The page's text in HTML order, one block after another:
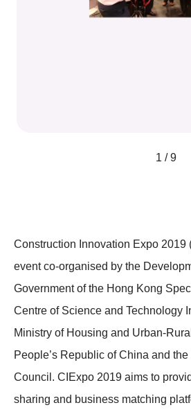
1 / 9
Construction Innovation Expo 2019
event co-organised by the
Government of the Hong Kong
Centre of Science and Technology
Ministry of Housing and Urban-
People’s Republic of China and
Council. CIExpo 2019 aims to
sharing and business matching